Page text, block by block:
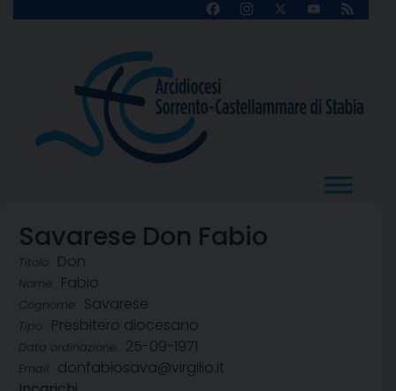
FacebookInstagram
X
YouTube
Feed
Savarese Don Fabio
Titolo: Don
Nome: Fabio
Cognome: Savarese
Tipo: Presbitero diocesano
Data ordinazione: 25-09-1971
Email:
donfabiosava@virgilio.it